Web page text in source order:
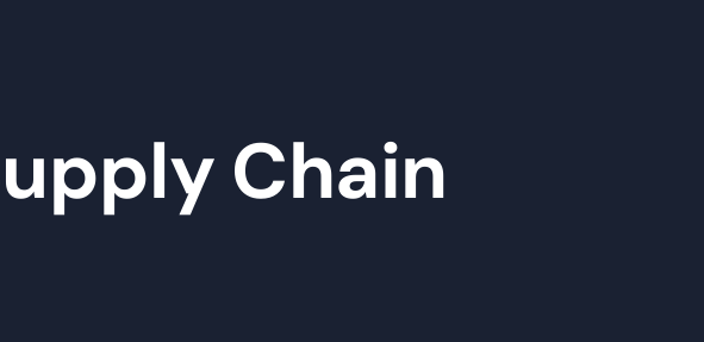
Chain